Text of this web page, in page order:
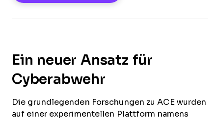
Ein neuer Ansatz für
Cyberabwehr
Die grundlegenden Forschungen zu ACE wurden
auf einer experimentellen Plattform namens